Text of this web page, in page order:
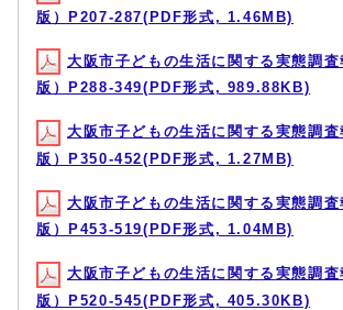
版）P207-287(PDF形式, 1.46MB)
大阪市子どもの生活に関する実態調
版）P288-349(PDF形式, 989.88KB)
大阪市子どもの生活に関する実態調
版）P350-452(PDF形式, 1.27MB)
大阪市子どもの生活に関する実態調
版）P453-519(PDF形式, 1.04MB)
大阪市子どもの生活に関する実態調
版）P520-545(PDF形式, 405.30KB)